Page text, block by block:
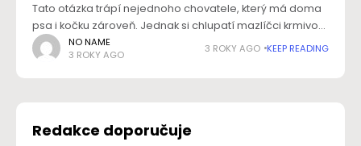
Tato otázka trápí nejednoho chovatele, který má doma
psa i kočku zároveň. Jednak si chlupatí mazlíčci krmivo
často vzájemně konzumují, aniž by tomu majitel zvládl
zabránit, a pak se může
NO NAME
3 ROKY AGO
3 ROKY AGO KEEP READING
Redakce doporučuje